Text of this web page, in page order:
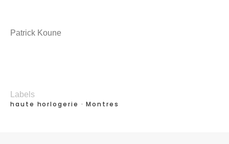
Patrick Koune
Labels
haute horlogerie
Montres